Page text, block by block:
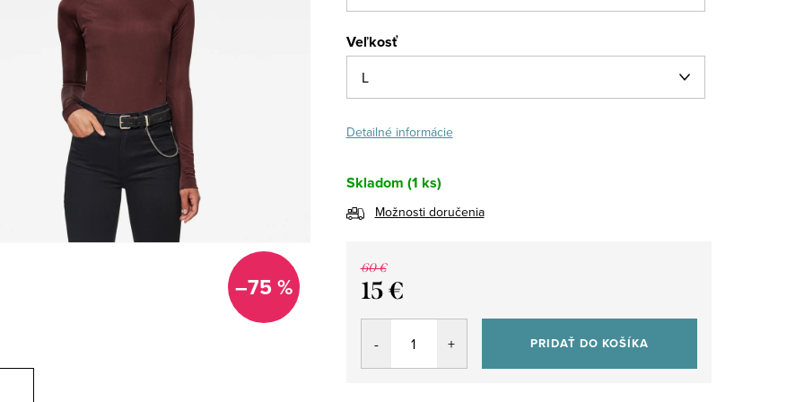
–75 %
Veľkosť
Detailné informácie
Skladom (1 ks)
Možnosti doručenia
60 €
15 €
Jednotková
PRIDAŤ DO KOŠÍKA